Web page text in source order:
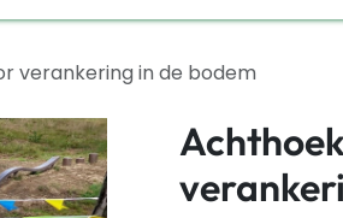
verankering in de bodem